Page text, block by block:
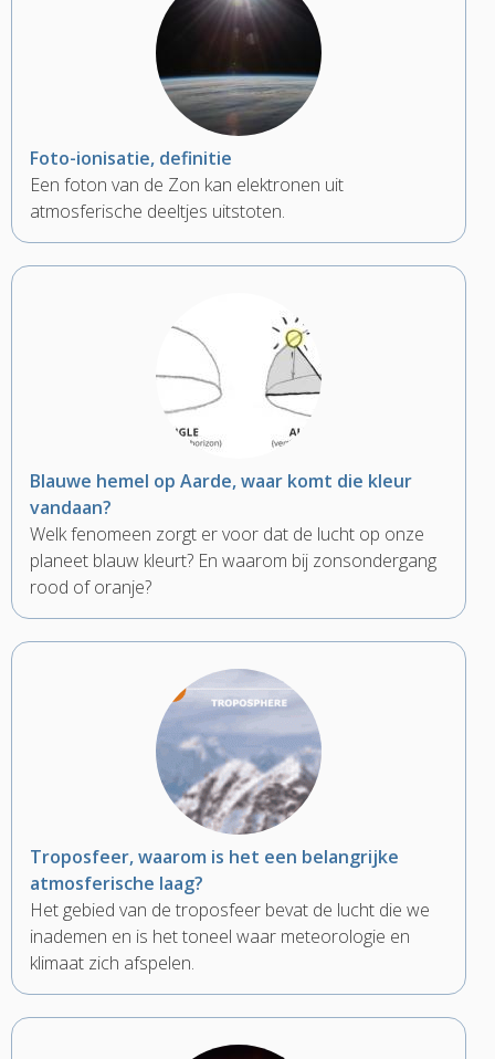
Foto-ionisatie, definitie
Een foton van de Zon kan elektronen uit
atmosferische deeltjes uitstoten.
Blauwe hemel op Aarde, waar komt die kleur
vandaan?
Welk fenomeen zorgt er voor dat de lucht op onze
planeet blauw kleurt? En waarom bij zonsondergang
rood of oranje?
Troposfeer, waarom is het een belangrijke
atmosferische laag?
Het gebied van de troposfeer bevat de lucht die we
inademen en is het toneel waar meteorologie en
klimaat zich afspelen.